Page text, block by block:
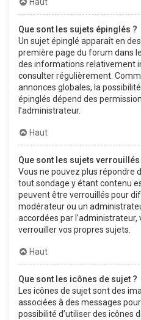
Haut
Que sont les sujets épinglés ?
Un sujet épinglé apparaît en
première page du forum dans
des informations relativement
consulter régulièrement.
annonces globales, la
épinglés dépend des
l’administrateur.
Haut
Que sont les sujets verrouillés
Vous ne pouvez plus répondre
tout sondage y étant contenu
peuvent être verrouillés pour
modérateur ou un
accordées par l’administrateur,
verrouiller vos propres sujets.
Haut
Que sont les icônes de sujet ?
Les icônes de sujet sont des
associées à des messages
possibilité d’utiliser des icônes